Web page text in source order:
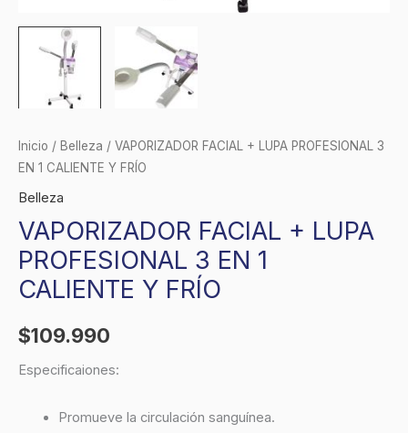
Inicio / Belleza / VAPORIZADOR FACIAL + LUPA PROFESIONAL 3
EN 1 CALIENTE Y FRÍO
Belleza
VAPORIZADOR FACIAL + LUPA
PROFESIONAL 3 EN 1
CALIENTE Y FRÍO
$109.990
Especificaiones:
Promueve la circulación sanguínea.